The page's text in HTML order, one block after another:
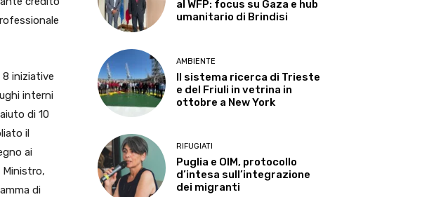
iniziative
interni
di 10
il
ai
Ministro,
di
al WFP: focus su Gaza e hub
umanitario di Brindisi
AMBIENTE
Il sistema ricerca di Trieste
e del Friuli in vetrina in
ottobre a New York
RIFUGIATI
Puglia e OIM, protocollo
d’intesa sull’integrazione
dei migranti